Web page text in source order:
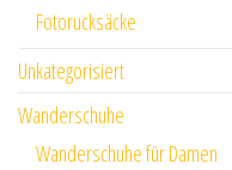
Fotorucksäcke
Unkategorisiert
Wanderschuhe
Wanderschuhe für Damen